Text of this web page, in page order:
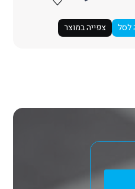
לסל צפייה במוצר